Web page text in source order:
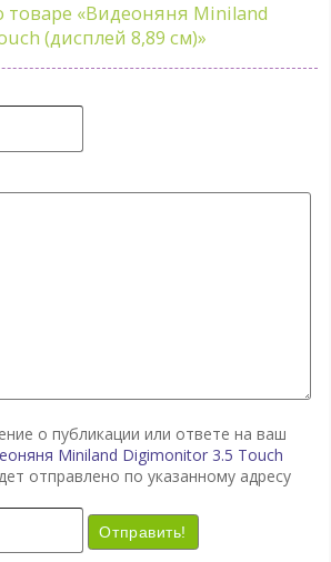
товаре «Видеоняня Miniland
(дисплей 8,89 см)»
о публикации или ответе на ваш
Miniland Digimonitor 3.5 Touch
отправлено по указанному адресу
Отправить!